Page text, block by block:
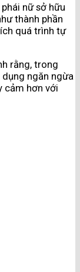
nữ sở hữu
thành phần
quá trình tự
rằng, trong
ngăn ngừa
cảm hơn với